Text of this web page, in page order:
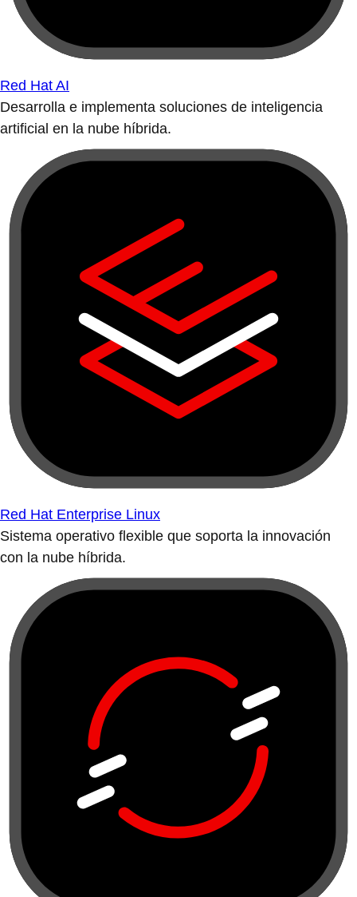
Red Hat AI
Desarrolla e implementa soluciones de inteligencia
artificial en la nube híbrida.
Red Hat Enterprise Linux
Sistema operativo flexible que soporta la innovación
con la nube híbrida.